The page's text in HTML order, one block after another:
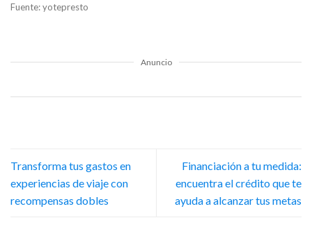
Fuente: yotepresto
Anuncio
Transforma tus gastos en
experiencias de viaje con
recompensas dobles
Financiación a tu medida:
encuentra el crédito que te
ayuda a alcanzar tus metas